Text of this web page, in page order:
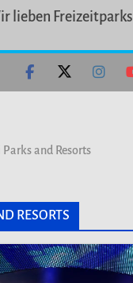
lieben Freizeitparks
Parks and Resorts
RESORTS